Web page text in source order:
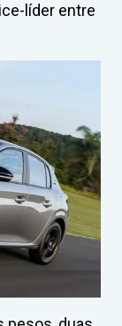
líder entre